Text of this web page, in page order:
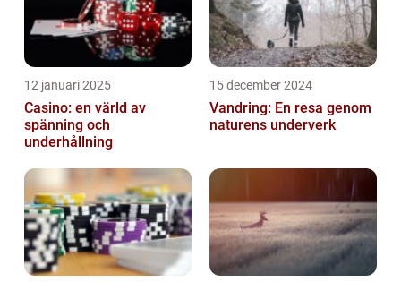
12 januari 2025
Casino: en värld av
spänning och
underhållning
15 december 2024
Vandring: En resa genom
naturens underverk